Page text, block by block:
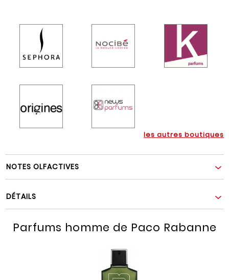
NOTES OLFACTIVES
DÉTAILS
les autres boutiques
Parfums homme de Paco Rabanne